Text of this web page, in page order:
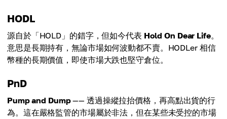
HODL
源自於「HOLD」的錯字，但如今代表 Hold On Dear Life。
意思是長期持有，無論市場如何波動都不賣。HODLer 相信
幣種的長期價值，即使市場大跌也堅守倉位。
PnD
Pump and Dump—— 透過操縱拉抬價格，再高點出貨的行
為。這在嚴格監管的市場屬於非法，但在某些未受控的市場